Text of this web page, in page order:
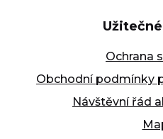
Ochrana
Obchodní podmínky
Návštěvní řád